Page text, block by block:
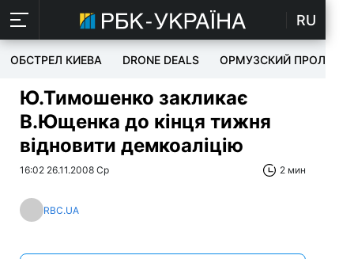
RU
ОБСТРЕЛ КИЕВА DRONE DEALS ОРМУЗСКИЙ ПРОЛИВ
Ю.Тимошенко закликає
В.Ющенка до кінця тижня
відновити демкоаліцію
16:02 26.11.2008 Ср 2 мин
RBC.UA